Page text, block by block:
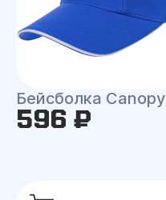
Бейсболка Canopy
596 ₽